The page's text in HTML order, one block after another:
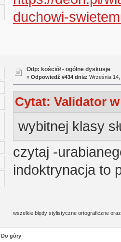
duchowi-
Odp: kościół - ogólne dyskusje
« Odpowiedź #434 dnia: Września 14,
Cytat: Validator
wybitnej klasy
czytaj -
indoktrynacja to
wszelkie błędy stylistyczne ortograficzne
Do góry